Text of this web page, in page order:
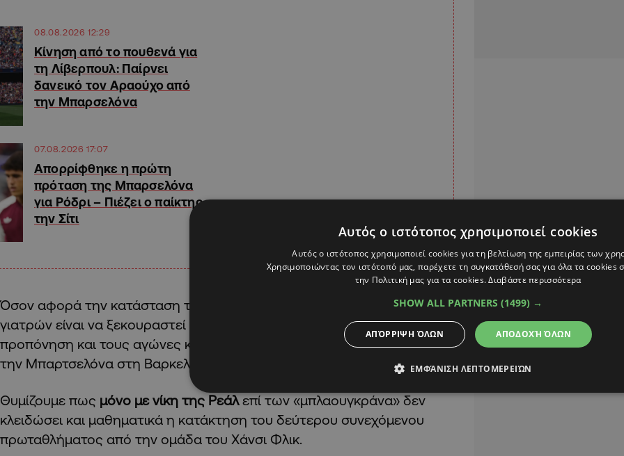
08.08.2026 12:29
Kίνηση από το πουθενά για
τη Λίβερπουλ: Παίρνει
δανεικό τον Αραούχο από
την Μπαρσελόνα
07.08.2026 17:07
Απορρίφθηκε η πρώτη
πρόταση της Μπαρσελόνα
για Ρόδρι – Πιέζει ο παίκτης
την Σίτι
Όσον αφορά την κατάσταση της υγείας του Βαλβέρδε, η εντολή των
γιατρών είναι να ξεκουραστεί τουλάχιστον μία εβδομάδα από την
προπόνηση και τους αγώνες και έτσι
θα απουσιάσει από το Clasicoμε
την Μπαρτσελόνα στη Βαρκελώνη (10/05).
Θυμίζουμε πως μόνο με νίκη της Ρεάλεπί των «μπλαουγκράνα» δεν
κλειδώσει και μαθηματικά η κατάκτηση του δεύτερου συνεχόμενου
πρωταθλήματος από την ομάδα του Χάνσι Φλικ.
Αυτός ο ιστότοπος χρησιμοποιεί cookies
Αυτός ο ιστότοπος χρησιμοποιεί cookies για τη βελτίωση της εμπειρίας των
Χρησιμοποιώντας τον ιστότοπό μας, παρέχετε τη συγκατάθεσή σας για όλα τα cookies
την Πολιτική μας για τα cookies.Διαβάστε περισσότερα
SHOW ALL PARTNERS (1499) →
ΑΠΟΔΟΧΉ ΌΛΩΝ
ΑΠΌΡΡΙΨΗ ΌΛΩΝ
ΕΜΦΆΝΙΣΗ ΛΕΠΤΟΜΕΡΕΙΏΝ